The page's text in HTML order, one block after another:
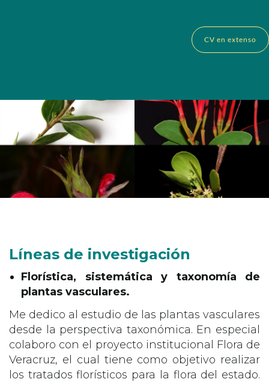
CV en extenso
Líneas de investigación
Florística, sistemática y taxonomía de
plantas vasculares.
Me dedico al estudio de las plantas vasculares
desde la perspectiva taxonómica. En especial
colaboro con el proyecto institucional Flora de
Veracruz, el cual tiene como objetivo realizar
los tratados florísticos para la flora del estado.